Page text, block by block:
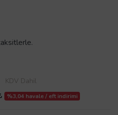
KDV Dahil
%3,04 havale / eft indirimi